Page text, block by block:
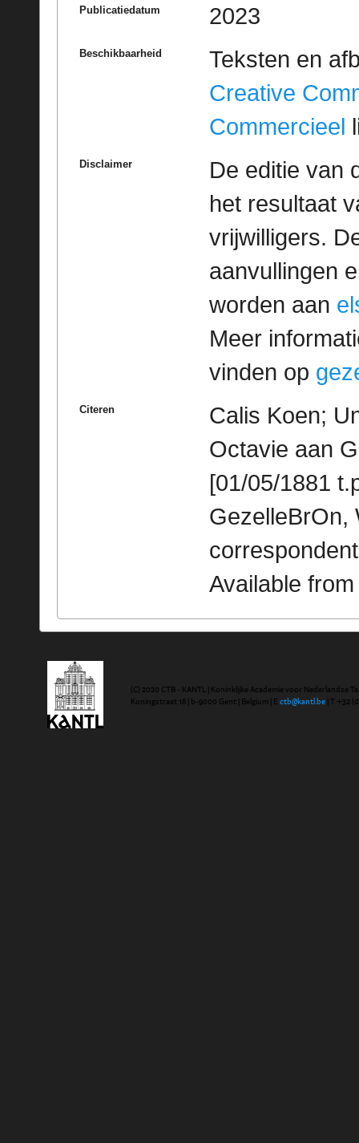
Publicatiedatum 2023
Beschikbaarheid
Teksten en
Creative
Commercieel
Disclaimer
De editie van
het resultaat
vrijwilligers.
aanvullingen
worden aan
Meer
vinden op
Citeren
Calis Koen;
Octavie aan
[01/05/1881
GezelleBrOn,
Available
(C) 2020 CTB - KANTL | Koninklijke Academie voor Nederlandse
Koningstraat 18 | b-9000 Gent | Belgium | E ctb@kantl.be | T +32